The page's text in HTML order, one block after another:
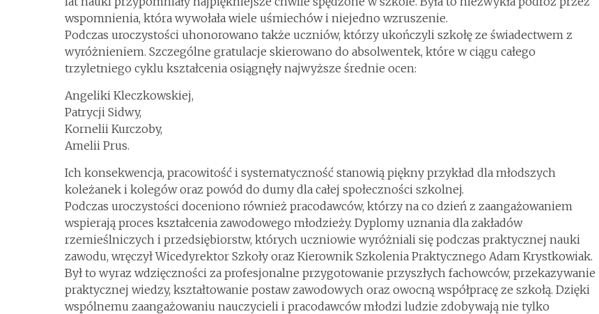
wspomnienia, która wywołała wiele uśmiechów i niejedno wzruszenie.
Podczas uroczystości uhonorowano także uczniów, którzy ukończyli szkołę ze świadectwem z
wyróżnieniem. Szczególne gratulacje skierowano do absolwentek, które w ciągu całego
trzyletniego cyklu kształcenia osiągnęły najwyższe średnie ocen:
Angeliki Kleczkowskiej,
Patrycji Sidwy,
Kornelii Kurczoby,
Amelii Prus.
Ich konsekwencja, pracowitość i systematyczność stanowią piękny przykład dla młodszych
koleżanek i kolegów oraz powód do dumy dla całej społeczności szkolnej.
Podczas uroczystości doceniono również pracodawców, którzy na co dzień z zaangażowaniem
wspierają proces kształcenia zawodowego młodzieży. Dyplomy uznania dla zakładów
rzemieślniczych i przedsiębiorstw, których uczniowie wyróżniali się podczas praktycznej nauki
zawodu, wręczył Wicedyrektor Szkoły oraz Kierownik Szkolenia Praktycznego Adam Krystkowiak.
Był to wyraz wdzięczności za profesjonalne przygotowanie przyszłych fachowców, przekazywanie
praktycznej wiedzy, kształtowanie postaw zawodowych oraz owocną współpracę ze szkołą. Dzięki
wspólnemu zaangażowaniu nauczycieli i pracodawców młodzi ludzie zdobywają nie tylko